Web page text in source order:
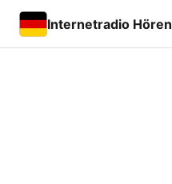
Internetradio Hören